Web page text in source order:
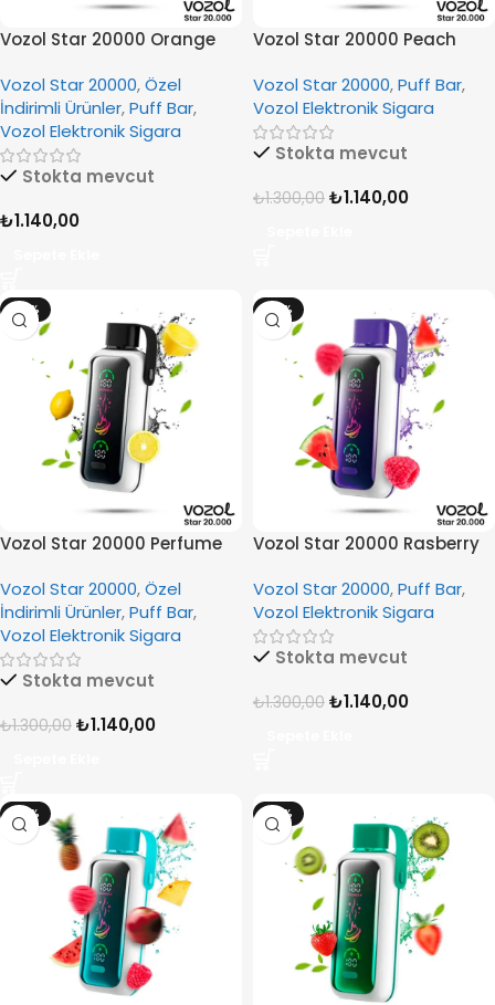
Vozol Star 20000 Orange
Vozol Star 20000,Özel
İndirimli Ürünler,Puff Bar,
Vozol Elektronik Sigara
Stokta mevcut
₺1.140,00
Vozol Star 20000 Peach
Vozol Star 20000,Puff Bar,
Vozol Elektronik Sigara
Stokta mevcut
₺1.300,00 ₺1.140,00
-12%
Vozol Star 20000 Perfume
Vozol Star 20000,Özel
İndirimli Ürünler,Puff Bar,
Vozol Elektronik Sigara
Stokta mevcut
₺1.300,00 ₺1.140,00
-12%
Vozol Star 20000 Rasberry
Vozol Star 20000,Puff Bar,
Vozol Elektronik Sigara
Stokta mevcut
₺1.300,00 ₺1.140,00
-12% -12%